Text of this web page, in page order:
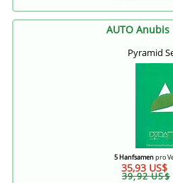
AUTO Anubis
Pyramid
5 Hanfsamenpro
35,93 US$
39,92 US$